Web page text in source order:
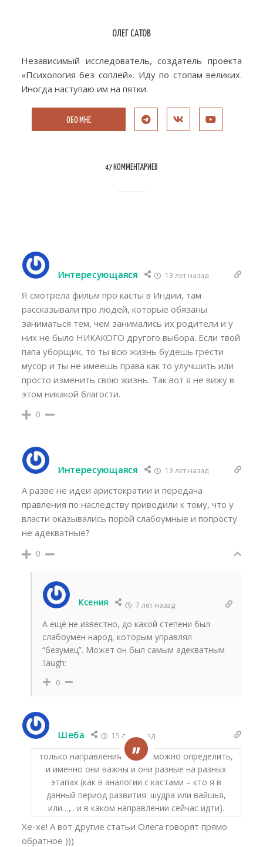
ОЛЕГ САТОВ
Независимый исследователь, создатель проекта
«Психология без соплей». Иду по стопам великих.
Иногда наступаю им на пятки.
ОБО МНЕ
47 КОММЕНТАРИЕВ
Интересующаяся 13 лет назад
Я смотрела фильм про касты в Индии, там
рассказывали про людей, которые обязаны
заниматься тем, чем занимались их родители и у
них не было НИКАКОГО другого выбора. Если твой
папа уборщик, то ты всю жизнь будешь грести
мусор и ты не имеешь права как то улучшить или
просто изменить свою жизнь. Так вот я не вижу в
этом никакой благости.
0
Интересующаяся 13 лет назад
А разве не идеи аристократии и передача
правления по наследству приводили к тому, что у
власти оказывались порой слабоумные и попросту
не адекватные?
0
Ксения 7 лет назад
А ещё не известно, до какой степени был
слабоумен народ, которым управлял
“безумец”. Может он был самым адекватным
:laugh:
0
Шеба 15 лет назад
только направления общие можно определить,
и именно они важны и они разные на разных
этапах (как в аналогии с кастами – кто я в
данный период развития: шудра или вайшья,
или…,.. и в каком направлении сейчас идти).
Хе-хе! А вот другие статьи Олега говорят прямо
обратное )))